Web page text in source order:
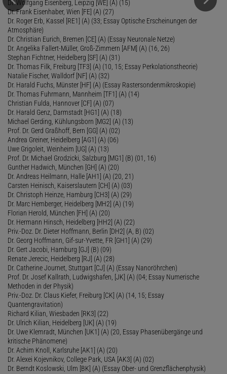
Dr. Wolfgang Eisenberg, Leipzig [WE] (A) (15)
Dr. Frank Eisenhaber, Wien [FE] (A) (27)
Dr. Roger Erb, Kassel [RE1] (A) (33; Essay Optische Erscheinungen der
Atmosphäre)
Dr. Christian Eurich, Bremen [CE] (A) (Essay Neuronale Netze)
Dr. Angelika Fallert-Müller, Groß-Zimmern [AFM] (A) (16, 26)
Stephan Fichtner, Heidelberg [SF] (A) (31)
Dr. Thomas Filk, Freiburg [TF3] (A) (10, 15; Essay Perkolationstheorie)
Natalie Fischer, Walldorf [NF] (A) (32)
Dr. Harald Fuchs, Münster [HF] (A) (Essay Rastersondenmikroskopie)
Dr. Thomas Fuhrmann, Mannheim [TF1] (A) (14)
Christian Fulda, Hannover [CF] (A) (07)
Dr. Harald Genz, Darmstadt [HG1] (A) (18)
Michael Gerding, Kühlungsborn [MG2] (A) (13)
Prof. Dr. Gerd Graßhoff, Bern [GG] (A) (02)
Andrea Greiner, Heidelberg [AG1] (A) (06)
Uwe Grigoleit, Weinheim [UG] (A) (13)
Prof. Dr. Michael Grodzicki, Salzburg [MG1] (B) (01, 16)
Gunther Hadwich, München [GH] (A) (20)
Dr. Andreas Heilmann, Halle [AH1] (A) (20, 21)
Carsten Heinisch, Kaiserslautern [CH] (A) (03)
Dr. Christoph Heinze, Hamburg [CH3] (A) (29)
Dr. Marc Hemberger, Heidelberg [MH2] (A) (19)
Florian Herold, München [FH] (A) (20)
Dr. Hermann Hinsch, Heidelberg [HH2] (A) (22)
Priv.-Doz. Dr. Dieter Hoffmann, Berlin [DH2] (A, B) (02)
Dr. Georg Hoffmann, Gif-sur-Yvette, FR [GH1] (A) (29)
Dr. Gert Jacobi, Hamburg [GJ] (B) (09)
Renate Jerecic, Heidelberg [RJ] (A) (28)
Dr. Catherine Journet, Stuttgart [CJ] (A) (Essay Nanoröhrchen)
Prof. Dr. Josef Kallrath, Ludwigshafen, [JK] (A) (04; Essay Numerische
Methoden in der Physik)
Priv.-Doz. Dr. Claus Kiefer, Freiburg [CK] (A) (14, 15; Essay
Quantengravitation)
Richard Kilian, Wiesbaden [RK3] (22)
Dr. Ulrich Kilian, Heidelberg [UK] (A) (19)
Dr. Uwe Klemradt, München [UK1] (A) (20, Essay Phasenübergänge und
kritische Phänomene)
Dr. Achim Knoll, Karlsruhe [AK1] (A) (20)
Dr. Alexei Kojevnikov, College Park, USA [AK3] (A) (02)
Dr. Berndt Koslowski, Ulm [BK] (A) (Essay Ober- und Grenzflächenphysik)